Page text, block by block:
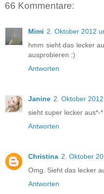
66 Kommentare:
Mimi 2. Oktober 2012
hmm sieht das lecker
ausprobieren :)
Antworten
Janine 2. Oktober
sieht super lecker aus*-*
Antworten
Christina 2. Oktober
Omg. Sieht das lecker
Antworten